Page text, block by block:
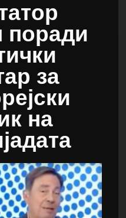
поради
за
на